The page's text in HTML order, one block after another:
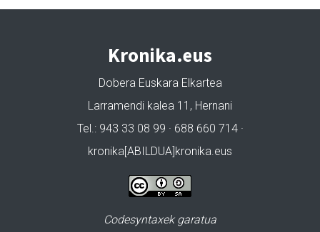
Kronika.eus
Dobera Euskara Elkartea
Larramendi kalea 11, Hernani
Tel.: 943 33 08 99 · 688 660 714 ·
kronika[ABILDUA]kronika.eus
Codesyntaxek garatua